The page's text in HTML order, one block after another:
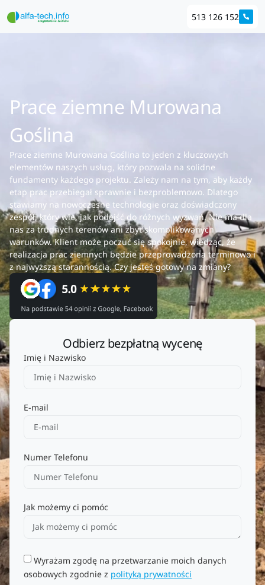
513 126 152
Prace ziemne Murowana
Goślina
Prace ziemne Murowana Goślina to jeden z kluczowych
elementów naszych usług, który pozwala na solidne
fundamenty każdego projektu. Zależy nam na tym, aby każdy
etap prac przebiegał sprawnie i bezproblemowo. Dlatego
stawiamy na nowoczesne technologie oraz doświadczony
zespół, który wie, jak podejść do różnych wyzwań. Nie ma dla
nas za trudnych terenów ani zbyt skomplikowanych
warunków. Klient może poczuć się spokojnie, wiedząc, że
realizacja prac ziemnych będzie przeprowadzona terminowo i
z najwyższą starannością. Czy jesteś gotowy na zmiany?
Odbierz bezpłatną wycenę
Imię i Nazwisko
E-mail
Numer Telefonu
Jak możemy ci pomóc
Wyrażam zgodę na przetwarzanie moich danych
osobowych zgodnie z polityką prywatności